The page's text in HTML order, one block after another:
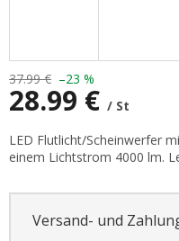
37.99 € –23 %
28.99 € / St
Verkaufspreis:
LED Flutlicht/Scheinwerfer
einem Lichtstrom 4000 lm.
Versand- und